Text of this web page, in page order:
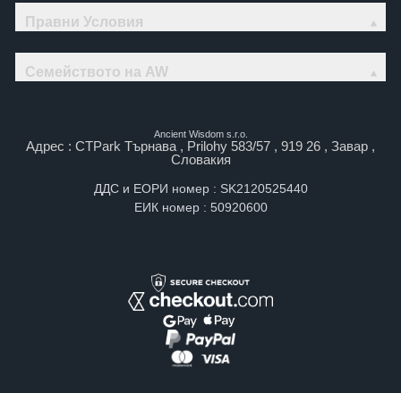
Правни Условия
Семейството на AW
Ancient Wisdom s.r.o.
Адрес : CTPark Търнава , Prilohy 583/57 , 919 26 , Завар ,
Словакия
ДДС и ЕОРИ номер : SK2120525440
ЕИК номер : 50920600